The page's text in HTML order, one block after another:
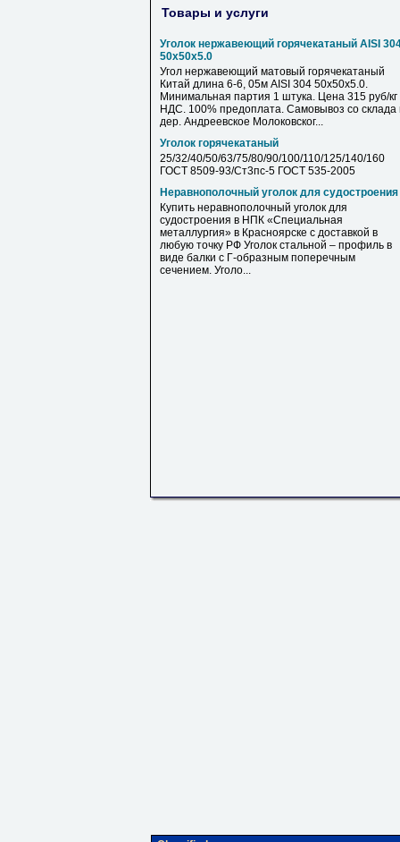
Товары и услуги
Уголок нержавеющий горячекатаный AISI
50х50х5.0
Угол нержавеющий матовый горячекатаный
Китай длина 6-6, 05м AISI 304 50х50х5.0.
Минимальная партия 1 штука. Цена 315 руб/кг
НДС. 100% предоплата. Самовывоз со склада
дер. Андреевское Молоковског...
Уголок горячекатаный
25/32/40/50/63/75/80/90/100/110/125/140/160
ГОСТ 8509-93/Ст3пс-5 ГОСТ 535-2005
Неравнополочный уголок для судостроения
Купить неравнополочный уголок для
судостроения в НПК «Специальная
металлургия» в Красноярске с доставкой в
любую точку РФ Уголок стальной – профиль в
виде балки с Г-образным поперечным
сечением. Уголо...